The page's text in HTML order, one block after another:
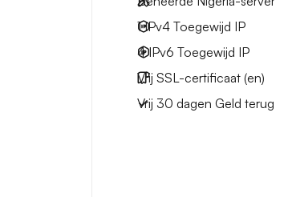
1 IPv4 Toegewijd IP
4 IPv6 Toegewijd IP
Vrij SSL-certificaat (en)
Vrij 30 dagen Geld terug